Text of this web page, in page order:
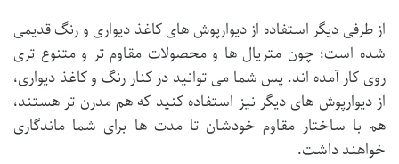
از طرفی دیگر استفاده از دیوارپوش های کاغذ دیواری و رنگ قدیمی
شده است؛ چون متریال ها و محصولات مقاوم تر و متنوع تری
روی کار آمده اند. پس شما می توانید در کنار رنگ و کاغذ دیواری،
از دیوارپوش های دیگر نیز استفاده کنید که هم مدرن تر هستند،
هم با ساختار مقاوم خودشان تا مدت ها برای شما ماندگاری
خواهند داشت.